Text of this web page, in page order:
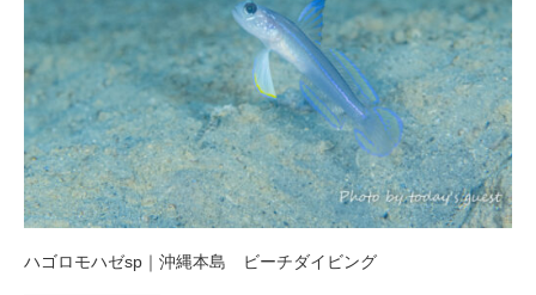
ハゴロモハゼsp｜沖縄本島 ビーチダイビング